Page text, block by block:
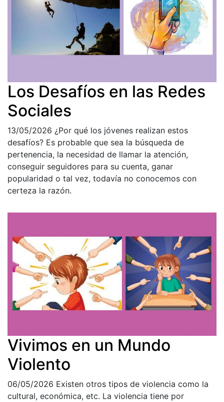
Los Desafíos en las Redes
Sociales
13/05/2026 ¿Por qué los jóvenes realizan estos
desafíos? Es probable que sea la búsqueda de
pertenencia, la necesidad de llamar la atención,
conseguir seguidores para su cuenta, ganar
popularidad o tal vez, todavía no conocemos con
certeza la razón.
Vivimos en un Mundo
Violento
06/05/2026 Existen otros tipos de violencia como la
cultural, económica, etc. La violencia tiene por